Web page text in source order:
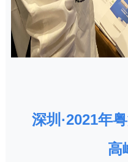
深圳·2021年
高